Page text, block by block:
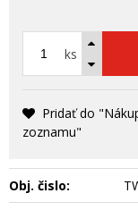
ks
Pridať do
zoznamu"
Obj. čislo: